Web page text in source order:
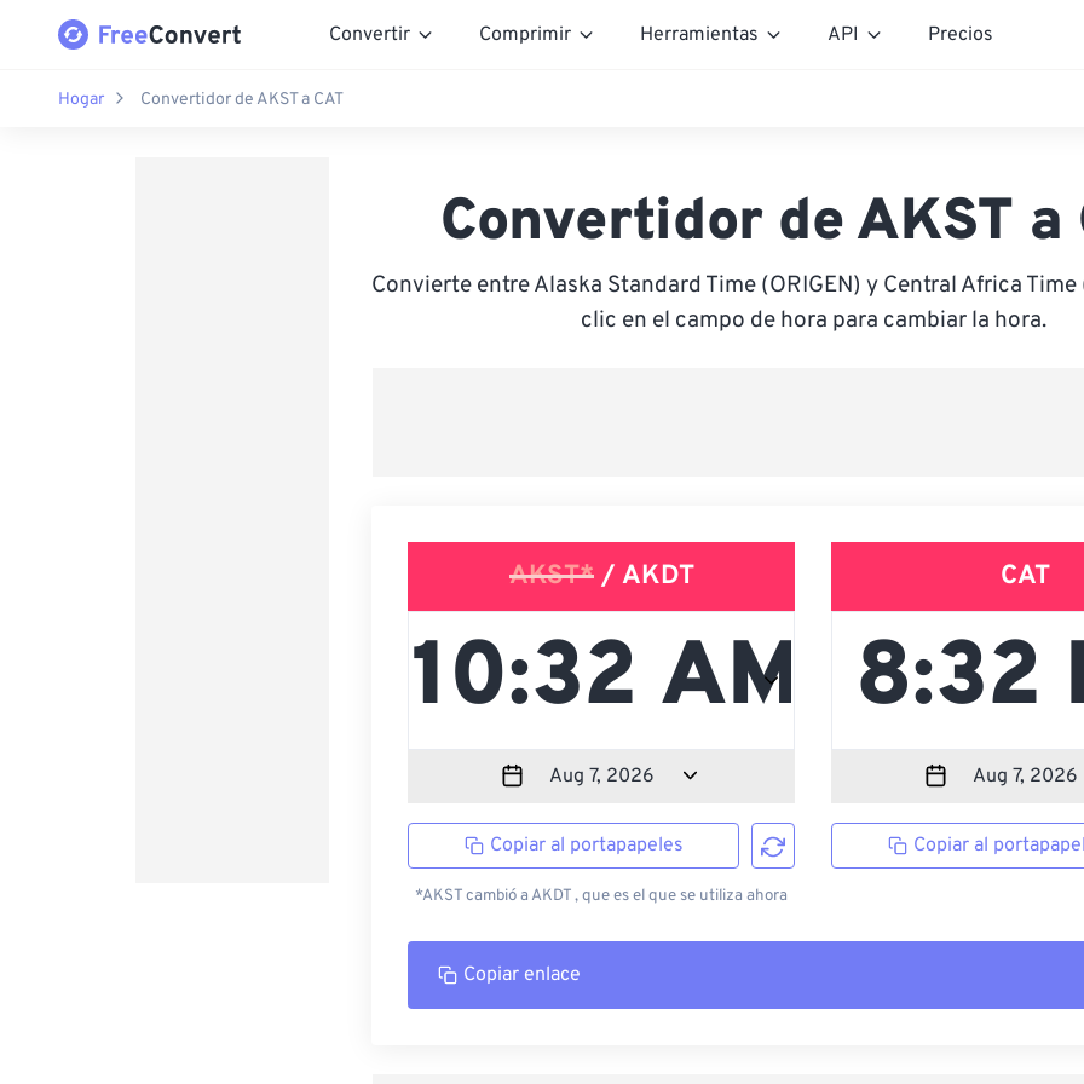
Convertir Comprimir Herramientas API Precios
Hogar Convertidor de AKST a CAT
Convertidor de AKST a
Convierte entre Alaska Standard Time (ORIGEN) y Central Africa Time
clic en el campo de hora para cambiar la hora.
AKST*/ AKDT
Copiar al portapapeles
*AKST cambió a AKDT , que es el que se utiliza ahora
CAT
Copiar al
Copiar enlace